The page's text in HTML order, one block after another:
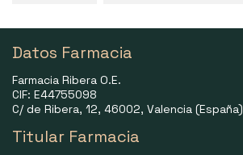
Datos Farmacia
Farmacia Ribera O.E.
CIF: E44755098
C/ de Ribera, 12, 46002, Valencia (España)
Titular Farmacia